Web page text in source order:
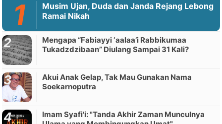
Musim Ujan, Duda dan Janda Rejang Lebong
Ramai Nikah
Mengapa “Fabiayyi ‘aalaa’i Rabbikumaa
Tukadzdzibaan” Diulang Sampai 31 Kali?
Akui Anak Gelap, Tak Mau Gunakan Nama
Soekarnoputra
Imam Syafi'i: "Tanda Akhir Zaman Munculnya